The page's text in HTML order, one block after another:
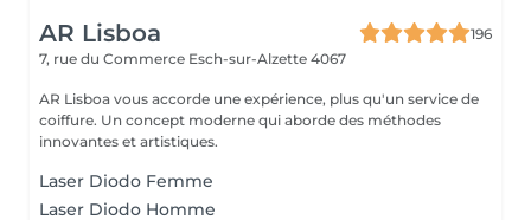
AR Lisboa
196
7, rue du Commerce Esch-sur-Alzette 4067
AR Lisboa vous accorde une expérience, plus qu'un service de
coiffure. Un concept moderne qui aborde des méthodes
innovantes et artistiques.
Laser Diodo Femme
Laser Diodo Homme